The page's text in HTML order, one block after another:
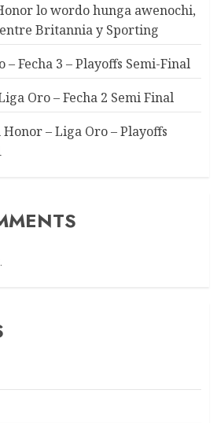
lo wordo hunga awenochi,
Britannia y Sporting
Fecha 3 – Playoffs Semi-Final
Oro – Fecha 2 Semi Final
– Liga Oro – Playoffs